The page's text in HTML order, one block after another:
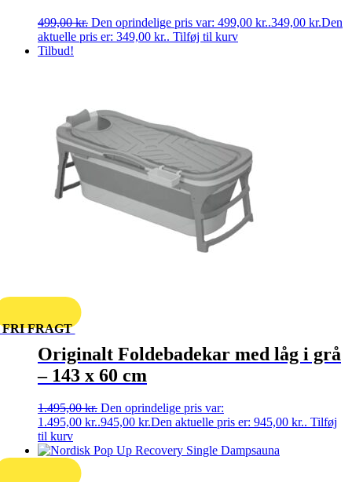
499,00kr. Den oprindelige pris var: 499,00 kr..349,00 kr.Den
aktuelle pris er: 349,00 kr.. Tilføj til kurv
Tilbud!
FRAGT
Originalt Foldebadekar med låg i grå
– 143 x 60 cm
1.495,00kr. Den oprindelige pris var:
1.495,00 kr..945,00 kr.Den aktuelle pris er: 945,00 kr.. Tilføj
til kurv